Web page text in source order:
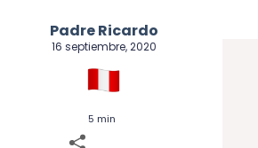
Padre Ricardo
16 septiembre, 2020
5 min